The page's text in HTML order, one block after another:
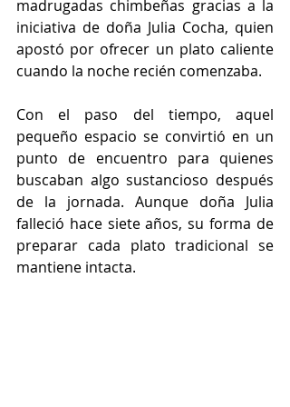
madrugadas chimbeñas gracias a la
iniciativa de doña Julia Cocha, quien
apostó por ofrecer un plato caliente
cuando la noche recién comenzaba.
Con el paso del tiempo, aquel
pequeño espacio se convirtió en un
punto de encuentro para quienes
buscaban algo sustancioso después
de la jornada. Aunque doña Julia
falleció hace siete años, su forma de
preparar cada plato tradicional se
mantiene intacta.